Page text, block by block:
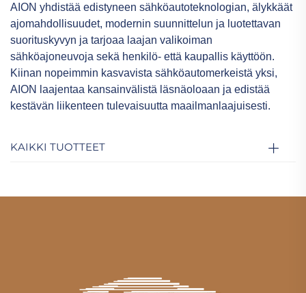
AION yhdistää edistyneen sähköautoteknologian, älykkäät
ajomahdollisuudet, modernin suunnittelun ja luotettavan
suorituskyvyn ja tarjoaa laajan valikoiman
sähköajoneuvoja sekä henkilö- että kaupallis käyttöön.
Kiinan nopeimmin kasvavista sähköautomerkeistä yksi,
AION laajentaa kansainvälistä läsnäoloaan ja edistää
kestävän liikenteen tulevaisuutta maailmanlaajuisesti.
KAIKKI TUOTTEET